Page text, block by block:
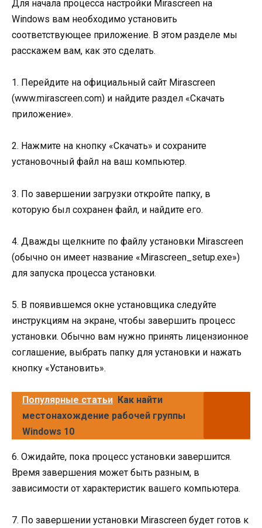
Для начала процесса настройки Mirascreen на
Windows вам необходимо установить
соответствующее приложение. В этом разделе мы
расскажем вам, как это сделать.
1. Перейдите на официальный сайт Mirascreen
(www.mirascreen.com) и найдите раздел «Скачать
приложение».
2. Нажмите на кнопку «Скачать» и сохраните
установочный файл на ваш компьютер.
3. По завершении загрузки откройте папку, в
которую был сохранен файл, и найдите его.
4. Дважды щелкните по файлу установки Mirascreen
(обычно он имеет название «Mirascreen_setup.exe»)
для запуска процесса установки.
5. В появившемся окне установщика следуйте
инструкциям на экране, чтобы завершить процесс
установки. Обычно вам нужно принять лицензионное
соглашение, выбрать папку для установки и нажать
кнопку «Установить».
Популярные статьи Как найти
местонахождение рабочей группы
Windows 10
6. Ожидайте, пока процесс установки завершится.
Время завершения может быть разным, в
зависимости от характеристик вашего компьютера.
7. По завершении установки Mirascreen будет готов к